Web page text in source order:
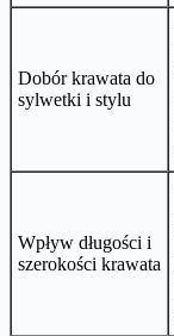
Dobór krawata do
sylwetki i stylu
Wpływ długości i
szerokości krawata